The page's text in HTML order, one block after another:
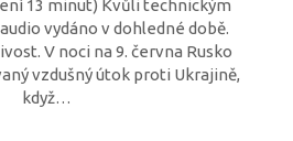
13 minut) Kvůli technickým
vydáno v dohledné době.
V noci na 9. června Rusko
vzdušný útok proti Ukrajině,
když…